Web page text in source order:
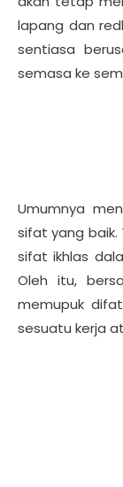
lapang dan
sentiasa
semasa ke
Umumnya
sifat yang baik.
sifat ikhlas
Oleh itu,
memupuk
sesuatu kerja